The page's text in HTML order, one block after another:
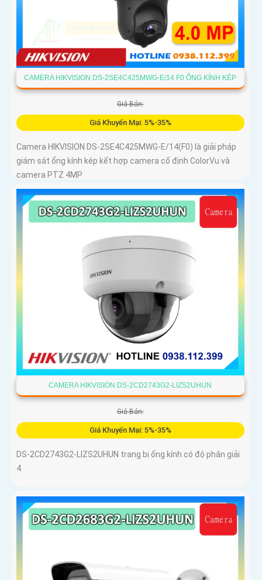
CAMERA HIKVISION DS-2SE4C425MWG-E/14 F0 ỐNG KÍNH KÉP
Giá Bán:
Giá Khuyến Mại: 5%-35%
Camera HIKVISION DS-2SE4C425MWG-E/14(F0) là giải pháp
giám sát ống kính kép kết hợp camera cố định ColorVu và
camera PTZ 4MP
CAMERA HIKVISION DS-2CD2743G2-LIZS2UHUN
Giá Bán:
Giá Khuyến Mại: 5%-35%
DS-2CD2743G2-LIZS2UHUN trang bị ống kính có độ phân giải
4